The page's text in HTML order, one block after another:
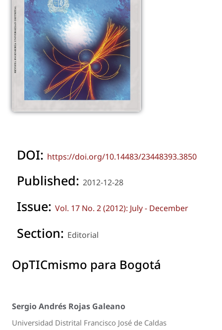
DOI: https://doi.org/10.14483/23448393.3850
Published: 2012-12-28
Issue: Vol. 17 No. 2 (2012): July - December
Section: Editorial
OpTICmismo para Bogotá
Sergio Andrés Rojas Galeano
Universidad Distrital Francisco José de Caldas